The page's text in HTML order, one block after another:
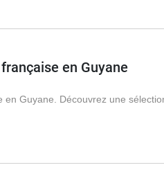
en Guyane
Guyane. Découvrez une